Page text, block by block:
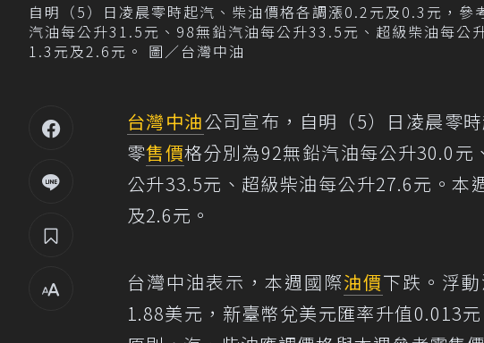
自明（5）日凌晨零時起汽、柴油價格各調漲0.2元及0.3元，
汽油每公升31.5元、98無鉛汽油每公升33.5元、超級柴油每公
1.3元及2.6元。 圖／台灣中油
台灣中油公司宣布，自明（5）日凌晨零時
零售價格分別為92無鉛汽油每公升30.0
公升33.5元、超級柴油每公升27.6元。本
及2.6元。
台灣中油表示，本週國際油價下跌。浮
1.88美元，新臺幣兌美元匯率升值0.013